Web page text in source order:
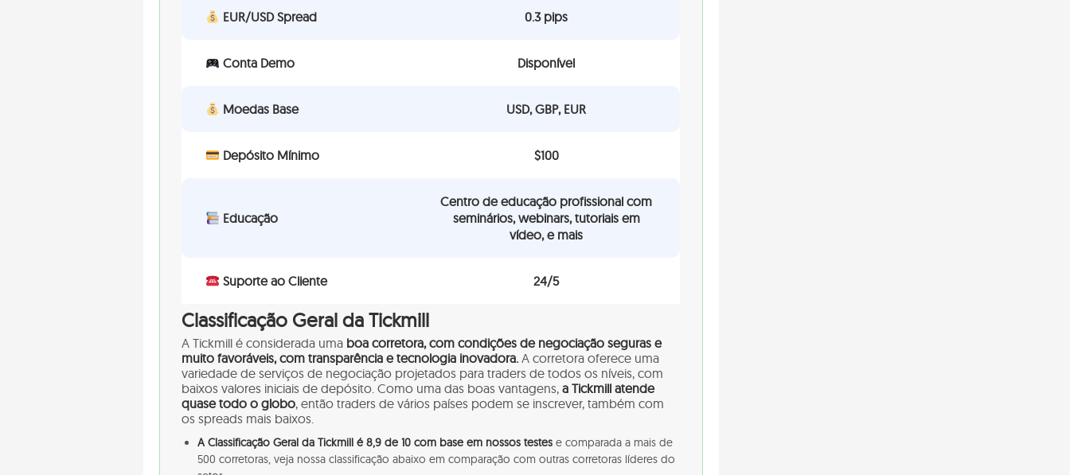
EUR/USD Spread 0.3 pips
Conta Demo Disponível
Moedas Base USD, GBP, EUR
Depósito Mínimo $100
Educação
Centro de educação profissional com
seminários, webinars, tutoriais em
vídeo, e mais
Suporte ao Cliente 24/5
Classificação Geral da Tickmill
A Tickmill é considerada uma boa corretora, com condições de negociação seguras e
muito favoráveis, com transparência e tecnologia inovadora. A corretora oferece uma
variedade de serviços de negociação projetados para traders de todos os níveis, com
baixos valores iniciais de depósito. Como uma das boas vantagens, a Tickmill atende
quase todo o globo, então traders de vários países podem se inscrever, também com
os spreads mais baixos.
A Classificação Geral da Tickmill é 8,9 de 10 com base em nossos testes e comparada a mais de
500 corretoras, veja nossa classificação abaixo em comparação com outras corretoras líderes do